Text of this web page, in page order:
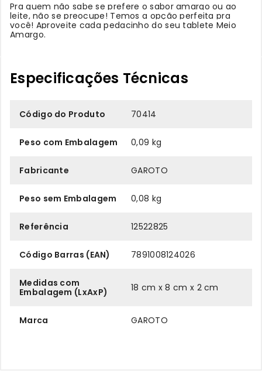
Pra quem não sabe se prefere o sabor amargo ou ao
leite, não se preocupe! Temos a opção perfeita pra
você! Aproveite cada pedacinho do seu tablete Meio
Amargo.
Especificações Técnicas
Código do Produto 70414
Peso com Embalagem 0,09 kg
Fabricante GAROTO
Peso sem Embalagem 0,08 kg
Referência 12522825
Código Barras (EAN) 7891008124026
Medidas com
Embalagem (LxAxP)
18 cm x 8 cm x 2 cm
Marca GAROTO